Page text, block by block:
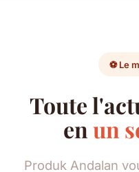
⚽ Le
Toute
en un
Produk Andalan